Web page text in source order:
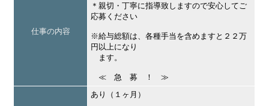
仕事の内容
＊親切・丁寧に指導致しますので安心してご
応募ください
※給与総額は、各種手当を含めますと２２万
円以上になり
ます。
≪ 急 募 ！ ≫
あり（１ヶ月）